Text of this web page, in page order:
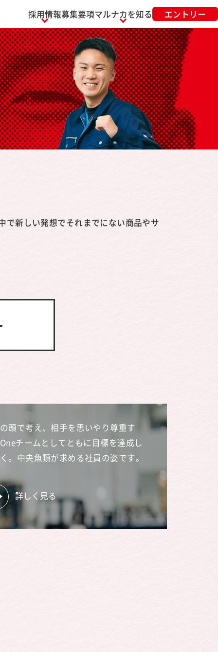
採用情報募集要項マルナカを知る エントリー
で新しい発想でそれまでにない商品やサ
頭で考え、相手を思いやり尊重す
チームとしてともに目標を達成し
。中央魚類が求める社員の姿です。
詳しく見る